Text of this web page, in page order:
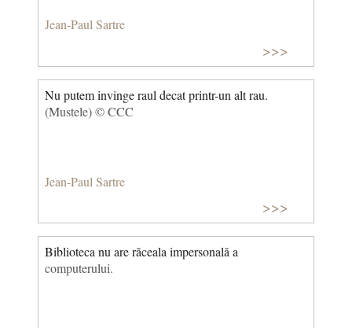
Jean-Paul Sartre
>>>
Nu putem invinge raul decat printr-un alt rau.
(Mustele) © CCC
Jean-Paul Sartre
>>>
Biblioteca nu are răceala impersonală a
computerului.